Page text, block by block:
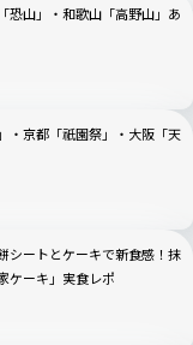
恐山」・和歌山「高野山」あ
・京都「祇園祭」・大阪「天
シートとケーキで新食感！抹
ケーキ」実食レポ